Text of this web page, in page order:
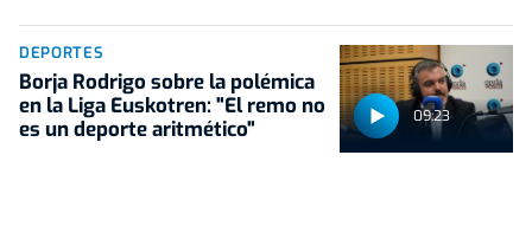
09:23
DEPORTES
Borja Rodrigo sobre la polémica
en la Liga Euskotren: "El remo no
es un deporte aritmético"